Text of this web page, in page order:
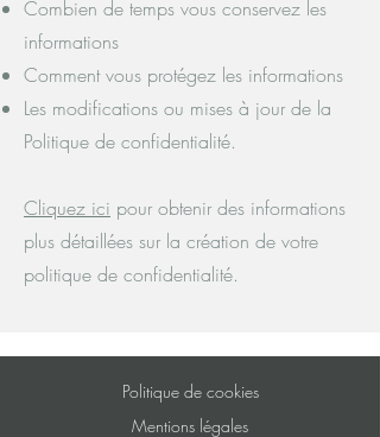
Combien de temps vous conservez les
informations
Comment vous protégez les informations
Les modifications ou mises à jour de la
Politique de confidentialité.
Cliquez ici pour obtenir des informations
plus détaillées sur la création de votre
politique de confidentialité.
Politique de cookies
Mentions légales